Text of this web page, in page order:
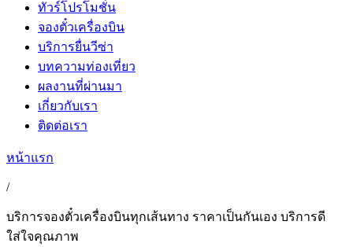
ทัวร์โปรโมชั่น
จองตั๋วเครื่องบิน
บริการยื่นวีซ่า
บทความท่องเที่ยว
ผลงานที่ผ่านมา
เกี่ยวกับเรา
ติดต่อเรา
หน้าแรก
/
บริการจองตั๋วเครื่องบินทุกเส้นทาง ราคาเป็นกันเอง บริการดี
ใส่ใจคุณภาพ